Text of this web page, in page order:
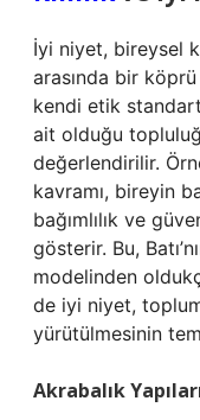
İyi niyet, bireysel
arasında bir
kendi etik
ait olduğu
değerlendirilir.
kavramı, bireyin
bağımlılık ve
gösterir. Bu,
modelinden
de iyi niyet,
yürütülmesinin
Akrabalık